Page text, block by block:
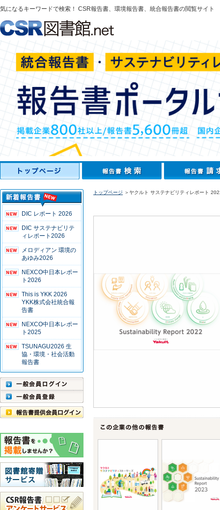
気になるキーワードで検索！ CSR報告書、環境報告書、統合報告書の閲覧サイト
DIC レポート 2026
DIC サステナビリテ
ィレポート2026
メロディアン 環境の
あゆみ2026
NEXCO中日本レポー
ト2026
This is YKK 2026
YKK株式会社統合報
告書
NEXCO中日本レポー
ト2025
TSUNAGU2026 生
協・環境・社会活動
報告書
トップページ ＞ヤクルト サステナビリティレポート